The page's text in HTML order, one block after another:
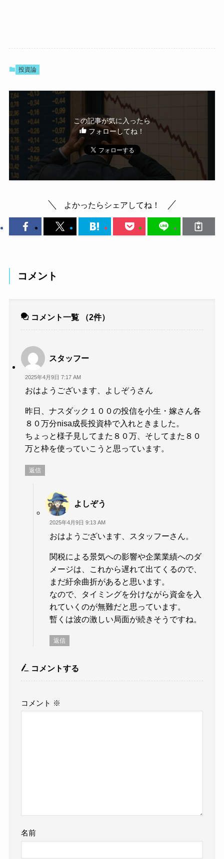
投資論
この記事が気に入ったら
フォローしてね！
よかったらシェアしてね！
コメント
コメント一覧 （2件）
スタッフー
2025年4月9日 7:17 AM
おはようございます、よしぞうさん
昨日、ナスダック１００の投信を小生・嫁さん各
８０万分nisa成長投資枠で入れときました。
ちょっと様子見してまた８０万、そしてまた８０
万と枠を使っていこうと思っています。
返信
よしぞう
2025年4月9日 9:13 AM
おはようございます、スタッフーさん。
関税による景気への影響や企業業績へのダ
メージは、これから遅れて出てくるので、
まだ紆余曲折があると思います。
なので、タイミングを分けながら資金を入
れていくのが無難だと思っています。
暫くは波の激しい局面が続きそうですね。
返信
コメントする
コメント ※
名前